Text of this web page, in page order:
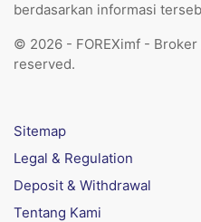
berdasarkan informasi
© 2026 - FOREXimf -
reserved.
Sitemap
Legal & Regulation
Deposit & Withdrawal
Tentang Kami